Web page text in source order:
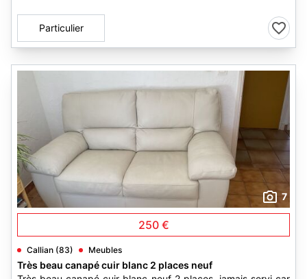
Particulier
7
250 €
Callian (83) Meubles
Très beau canapé cuir blanc 2 places neuf